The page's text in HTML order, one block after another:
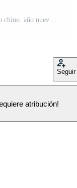
conjunto de colección lindo tigre en traje rojo chino. año nuevo chino 2022. personaje de dibujos animados de vacaciones de animales Vector Pro
Seguir
atribución!